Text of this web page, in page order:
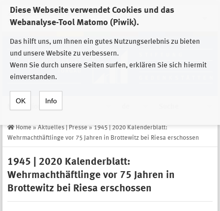
Diese Webseite verwendet Cookies und das
Webanalyse-Tool Matomo (Piwik).
Das hilft uns, um Ihnen ein gutes Nutzungserlebnis zu bieten
und unsere Website zu verbessern.
Wenn Sie durch unsere Seiten surfen, erklären Sie sich hiermit
einverstanden.
OK Info
Zur Auswahl der Einrichtungen der
Stiftung Sächsische Gedenkstätten
Home » Aktuelles | Presse » 1945 | 2020 Kalenderblatt:
Wehrmachthäftlinge vor 75 Jahren in Brottewitz bei Riesa erschossen
1945 | 2020 Kalenderblatt:
Wehrmachthäftlinge vor 75 Jahren in
Brottewitz bei Riesa erschossen